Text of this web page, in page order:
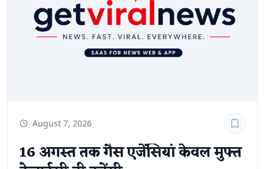
भूमि, जल और वायु श्रेणियों में चयन के दौरान पिछले तीन कैलेंडर वर्षों
की उपलब्धियों पर विचार किया जाएगा।इच्छुक अभ्यर्थी राष्ट्रीय
पुरस्कार पोर्टल या युवा कार्यक्रम एवं खेल मंत्रालय की वेबसाइट के
August 7, 2026
16 अगस्त तक गैस एजेंसियां केवल मुफ्त